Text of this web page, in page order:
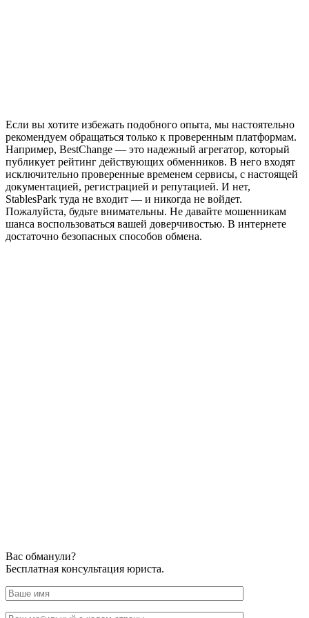
Если вы хотите избежать подобного опыта, мы настоятельно
рекомендуем обращаться только к проверенным платформам.
Например, BestChange — это надежный агрегатор, который
публикует рейтинг действующих обменников. В него входят
исключительно проверенные временем сервисы, с настоящей
документацией, регистрацией и репутацией. И нет,
StablesPark туда не входит — и никогда не войдет.
Пожалуйста, будьте внимательны. Не давайте мошенникам
шанса воспользоваться вашей доверчивостью. В интернете
достаточно безопасных способов обмена.
Вас обманули?
Бесплатная консультация юриста.